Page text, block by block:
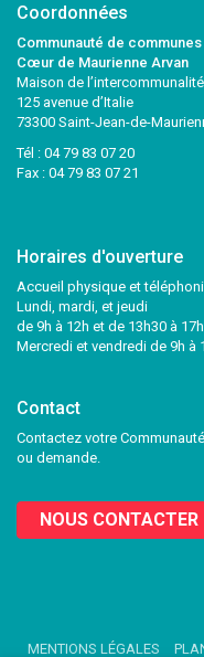
Coordonnées
Communauté de communes
Cœur de Maurienne Arvan
Maison de l’intercommunalité
125 avenue d’Italie
73300 Saint-Jean-de-
Tél : 04 79 83 07 20
Fax : 04 79 83 07 21
Horaires d'ouverture
Accueil physique et
Lundi, mardi, et jeudi
de 9h à 12h et de 13h30 à
Mercredi et vendredi de 9h à
Contact
Contactez votre
ou demande.
NOUS CONTACTER
MENTIONS LÉGALES